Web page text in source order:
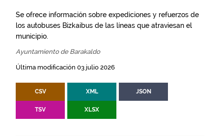
Se ofrece información sobre expediciones y refuerzos de
los autobuses Bizkaibus de las líneas que atraviesan el
municipio.
Ayuntamiento de Barakaldo
Última modificación 03 julio 2026
CSV XML JSON
TSV XLSX